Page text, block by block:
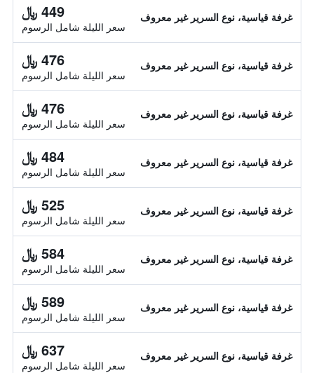
غرفة قياسية، نوع السرير غير معروف 449 ﷼
سعر الليلة شامل الرسوم
غرفة قياسية، نوع السرير غير معروف 476 ﷼
سعر الليلة شامل الرسوم
غرفة قياسية، نوع السرير غير معروف 476 ﷼
سعر الليلة شامل الرسوم
غرفة قياسية، نوع السرير غير معروف 484 ﷼
سعر الليلة شامل الرسوم
غرفة قياسية، نوع السرير غير معروف 525 ﷼
سعر الليلة شامل الرسوم
غرفة قياسية، نوع السرير غير معروف 584 ﷼
سعر الليلة شامل الرسوم
غرفة قياسية، نوع السرير غير معروف 589 ﷼
سعر الليلة شامل الرسوم
غرفة قياسية، نوع السرير غير معروف 637 ﷼
سعر الليلة شامل الرسوم